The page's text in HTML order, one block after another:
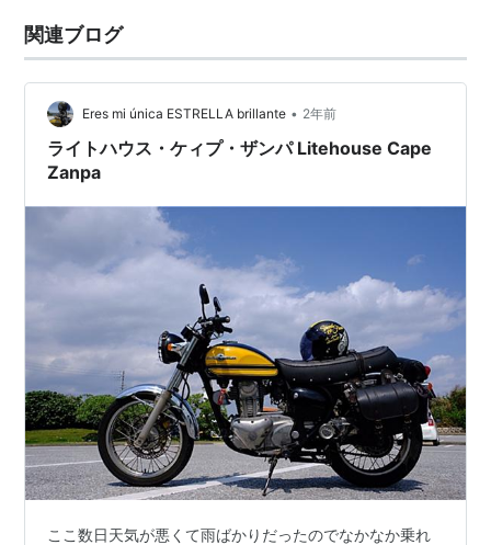
関連ブログ
Eres mi única ESTRELLA brillante • 2年前
ライトハウス・ケィプ・ザンパ Litehouse Cape
Zanpa
ここ数日天気が悪くて雨ばかりだったのでなかなか乗れ